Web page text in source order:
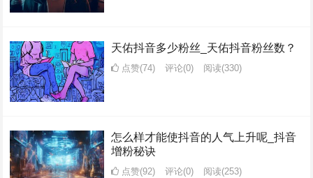
天佑抖音多少粉丝_天佑抖音粉丝数？
点赞(74) 评论(0) 阅读(330)
怎么样才能使抖音的人气上升呢_抖音
增粉秘诀
点赞(92) 评论(0) 阅读(253)